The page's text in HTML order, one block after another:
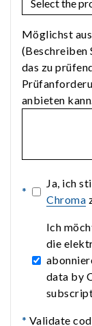
Möglichst
(Beschreiben
das zu
anbieten
*
Ja, ich
Chroma
Ich
die
data by
* Validate